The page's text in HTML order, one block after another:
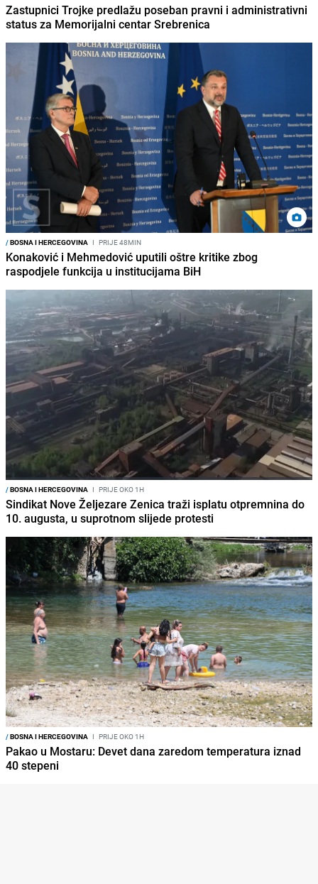
Zastupnici Trojke predlažu poseban pravni i administrativni
status za Memorijalni centar Srebrenica
/BOSNA I HERCEGOVINA I PRIJE 48MIN
Konaković i Mehmedović uputili oštre kritike zbog
raspodjele funkcija u institucijama BiH
/BOSNA I HERCEGOVINA I PRIJE OKO 1H
Sindikat Nove Željezare Zenica traži isplatu otpremnina do
10. augusta, u suprotnom slijede protesti
/BOSNA I HERCEGOVINA I PRIJE OKO 1H
Pakao u Mostaru: Devet dana zaredom temperatura iznad
40 stepeni